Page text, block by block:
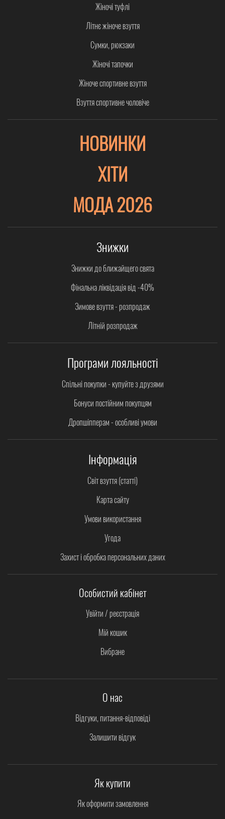
Жіночі туфлі
Літнє жіноче взуття
Сумки, рюкзаки
Жіночі тапочки
Жіноче спортивне взуття
Взуття спортивне чоловіче
НОВИНКИ
ХІТИ
МОДА 2026
Знижки
Знижки до ближайщего свята
Фінальна ліквідація від -40%
Зимове взуття - розпродаж
Літній розпродаж
Програми лояльності
Спільні покупки - купуйте з друзями
Бонуси постійним покупцям
Дропшіпперам - особливі умови
Інформація
Світ взуття (статті)
Карта сайту
Умови використання
Угода
Захист і обробка персональних даних
Особистий кабінет
Увійти / реєстрація
Мій кошик
Вибране
О нас
Відгуки, питання-відповіді
Залишити відгук
Як купити
Як оформити замовлення